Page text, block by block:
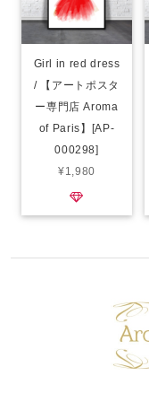
Girl in red dress
/ 【アートポスタ
ー専門店 Aroma
of Paris】[AP-
000298]
¥1,980